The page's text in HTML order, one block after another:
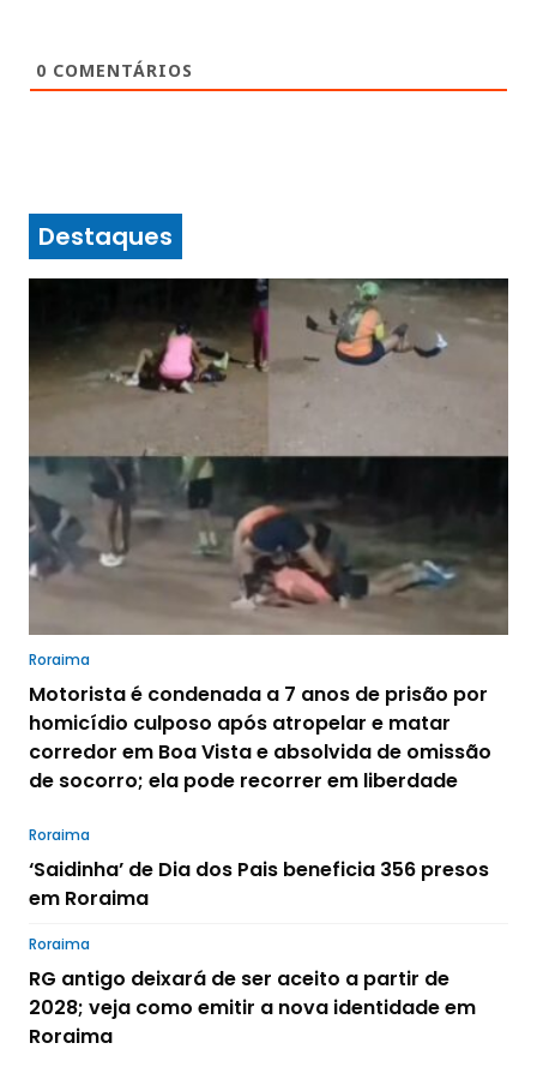
0 COMENTÁRIOS
Destaques
Roraima
Motorista é condenada a 7 anos de prisão por
homicídio culposo após atropelar e matar
corredor em Boa Vista e absolvida de omissão
de socorro; ela pode recorrer em liberdade
Roraima
‘Saidinha’ de Dia dos Pais beneficia 356 presos
em Roraima
Roraima
RG antigo deixará de ser aceito a partir de
2028; veja como emitir a nova identidade em
Roraima